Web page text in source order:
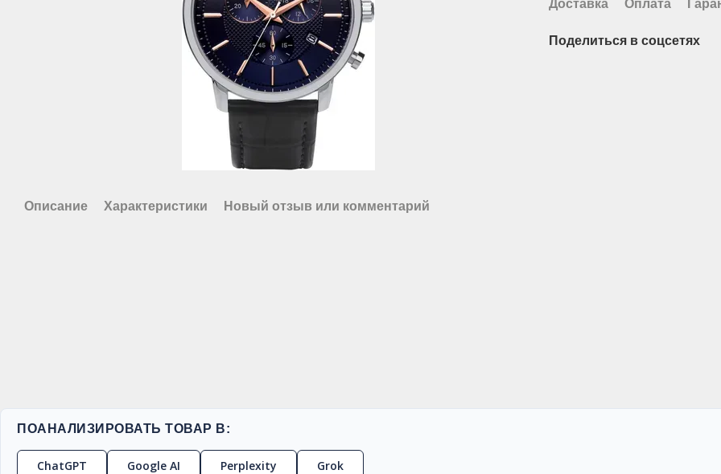
Описание Характеристики Новый отзыв или комментарий
Доставка Оплата
Поделиться в соцсетях
ПОАНАЛИЗИРОВАТЬ ТОВАР В:
ChatGPT Google AI Perplexity Grok